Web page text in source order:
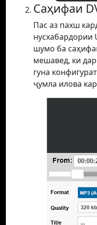
Саҳифаи
Пас аз пахш
нусхабардории
шумо ба
мешавед, ки
гуна
ҷумла илова